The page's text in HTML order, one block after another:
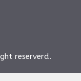
reserverd.